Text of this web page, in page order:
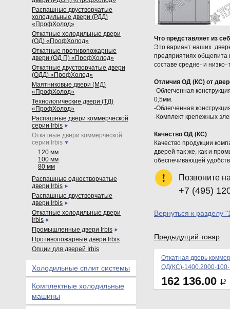
Что представляет из
Это вариант наших
предприятиях
составе средне- и
Отличия ОД (КС) от
-Облегченная
0,5мм.
-Облегченная
-Комплект крепежных
Качество ОД (КС)
Качество продукции
дверей так же, как и
обеспечивающей
Позвоните
+7 (495)
Вернуться к разделу
Предыдущий товар
Откатная дверь
ОД(КС)-1400.2000-
162 136.00 Р
Распашные двустворчатые
холодильные двери (РДД)
«ПрофХолод»
Откатные холодильные двери
(ОД) «ПрофХолод»
Откатные противопожарные
двери (ОД П) «ПрофХолод»
Откатные двустворчатые двери
(ОДД) «ПрофХолод»
Маятниковые двери (МД)
«ПрофХолод»
Технологические двери (ТД)
«ПрофХолод»
Распашные двери коммерческой
серии Irbis
Откатные двери коммерческой
серии Irbis
120 мм
100 мм
80 мм
Распашные одностворчатые
двери Irbis
Распашные двустворчатые
двери Irbis
Откатные холодильные двери
Irbis
Промышленные двери Irbis
Противопожарные двери Irbis
Опции для дверей Irbis
Холодильные сплит системы
Комплектные холодильные
машины